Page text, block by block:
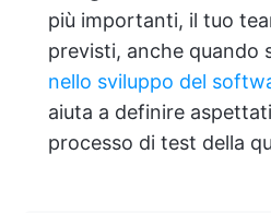
più importanti, il tuo
previsti, anche quando
nello sviluppo del
aiuta a definire
processo di test della